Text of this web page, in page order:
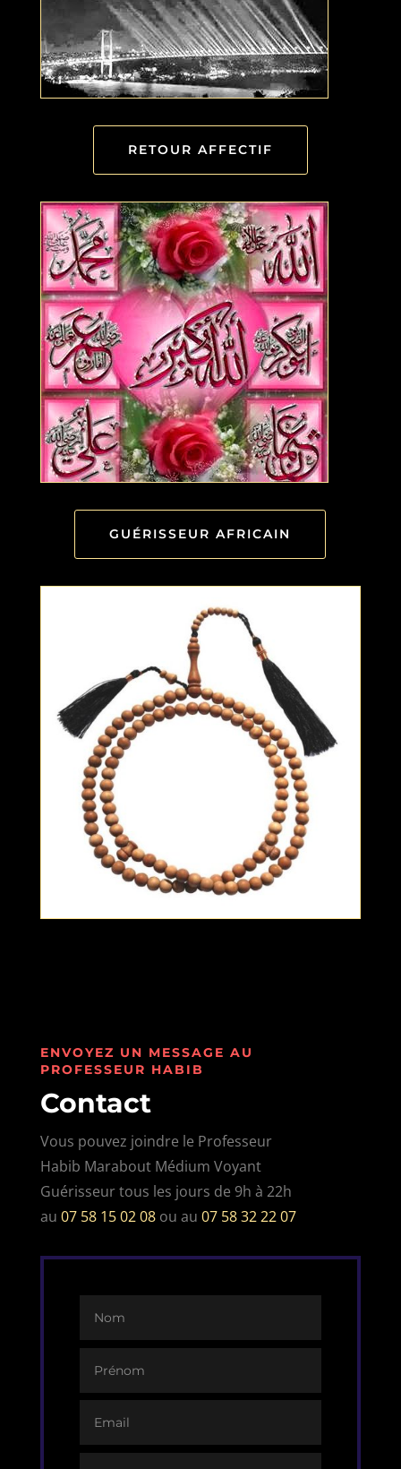
RETOUR AFFECTIF
GUÉRISSEUR AFRICAIN
ENVOYEZ UN MESSAGE AU
PROFESSEUR HABIB
Contact
Vous pouvez joindre le Professeur
Habib Marabout Médium Voyant
Guérisseur tous les jours de 9h à 22h
au 07 58 15 02 08ou au 07 58 32 22 07